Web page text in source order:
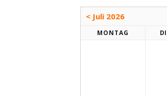
< Juli 2026
MONTAG DI